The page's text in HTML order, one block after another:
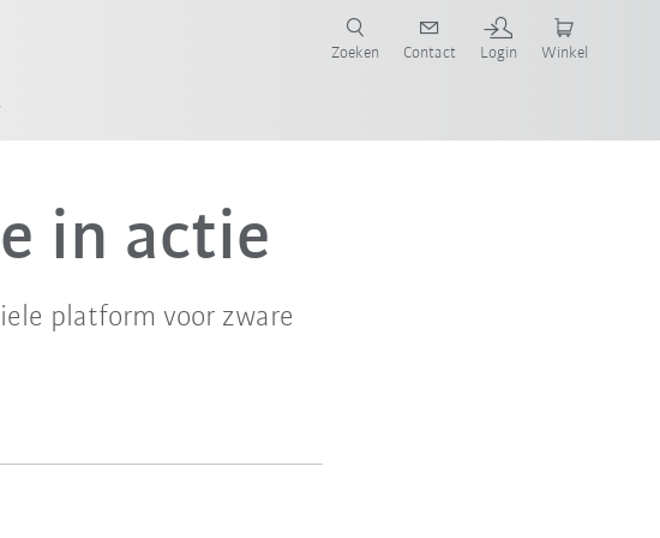
Zoeken Contact Login Winkel
in actie
platform voor zware